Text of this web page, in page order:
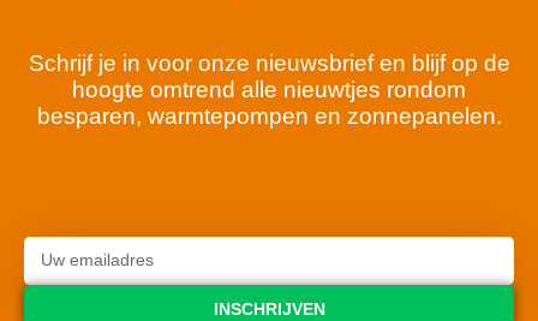
Schrijf je in voor onze nieuwsbrief en blijf op de
hoogte omtrend alle nieuwtjes rondom
besparen, warmtepompen en zonnepanelen.
INSCHRIJVEN